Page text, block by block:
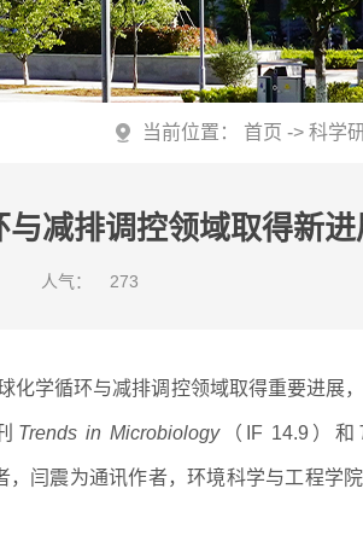
当前位置： 首页 ->科学
减排调控领域取得新进
人气： 273
化学循环与减排调控领域取得重要进展
Trends in Microbiology（IF 14.9）和
闫震为通讯作者，环境科学与工程学